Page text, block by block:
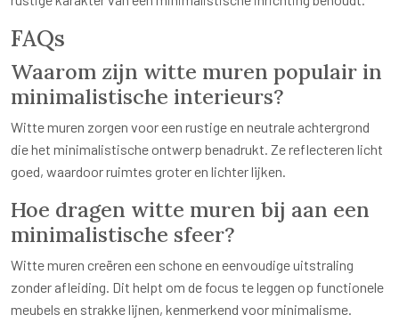
FAQs
Waarom zijn witte muren populair in
minimalistische interieurs?
Witte muren zorgen voor een rustige en neutrale achtergrond
die het minimalistische ontwerp benadrukt. Ze reflecteren licht
goed, waardoor ruimtes groter en lichter lijken.
Hoe dragen witte muren bij aan een
minimalistische sfeer?
Witte muren creëren een schone en eenvoudige uitstraling
zonder afleiding. Dit helpt om de focus te leggen op functionele
meubels en strakke lijnen, kenmerkend voor minimalisme.